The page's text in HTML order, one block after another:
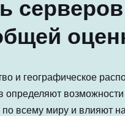
и географическое
определяют возможности
по всему миру и влияют на